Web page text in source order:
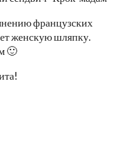
французских
женскую шляпку.
🙂